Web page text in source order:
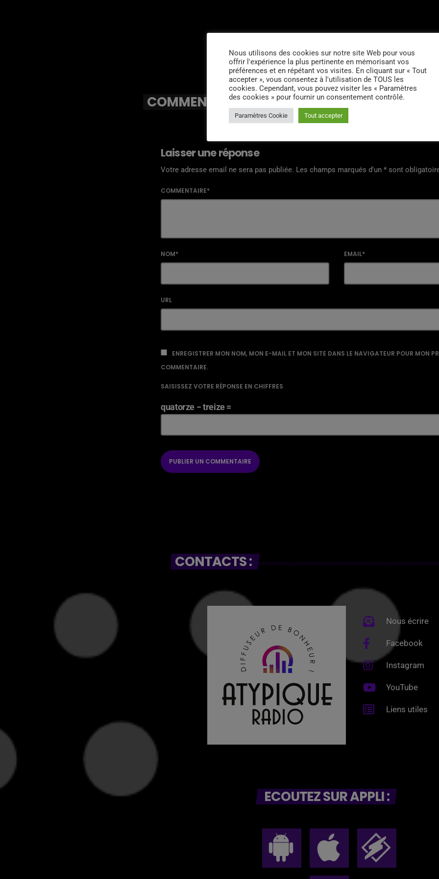
COMMENTAIRES D’ARTICLES (0)
Laisser une réponse
Votre adresse email ne sera pas publiée. Les champs marqués d'un * sont
COMMENTAIRE*
NOM* EMAIL*
URL
ENREGISTRER MON NOM, MON E-MAIL ET MON SITE DANS LE NAVIGATEUR POUR MON
COMMENTAIRE.
SAISISSEZ VOTRE RÉPONSE EN CHIFFRES
quatorze − treize =
CONTACTS :
Nous écrire
Facebook
Instagram
YouTube
Liens utiles
ECOUTEZ SUR APPLI :
Nous utilisons des cookies sur notre site Web pour vous
offrir l'expérience la plus pertinente en mémorisant vos
préférences et en répétant vos visites. En cliquant sur « Tout
accepter », vous consentez à l'utilisation de TOUS les
cookies. Cependant, vous pouvez visiter les « Paramètres
des cookies » pour fournir un consentement contrôlé.
Paramètres Cookie Tout accepter